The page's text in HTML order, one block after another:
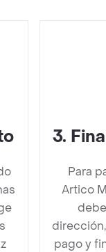
3.
Para
Artico
pago y